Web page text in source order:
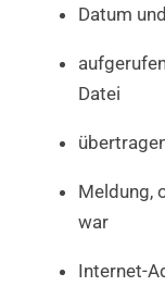
Datum
Datei
Meldung,
war
Internet-